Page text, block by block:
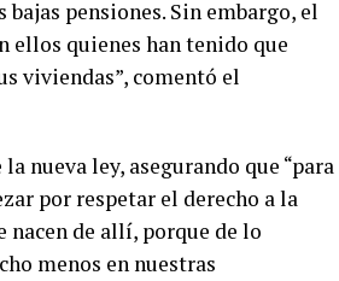
pensiones. Sin embargo, el
ellos quienes han tenido que
viviendas”, comentó el
nueva ley, asegurando que “para
por respetar el derecho a la
nacen de allí, porque de lo
menos en nuestras